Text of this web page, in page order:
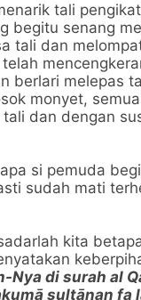
tali
begitu senang
tali dan
berlari melepas
monyet,
dan dengan
si pemuda
sudah mati
kita
Nya di surah al
sulṭānan